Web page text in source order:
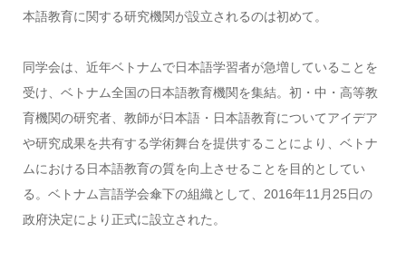
本語教育に関する研究機関が設立されるのは初めて。
同学会は、近年ベトナムで日本語学習者が急増していることを
受け、ベトナム全国の日本語教育機関を集結。初・中・高等教
育機関の研究者、教師が日本語・日本語教育についてアイデア
や研究成果を共有する学術舞台を提供することにより、ベトナ
ムにおける日本語教育の質を向上させることを目的としてい
る。ベトナム言語学会傘下の組織として、2016年11月25日の
政府決定により正式に設立された。